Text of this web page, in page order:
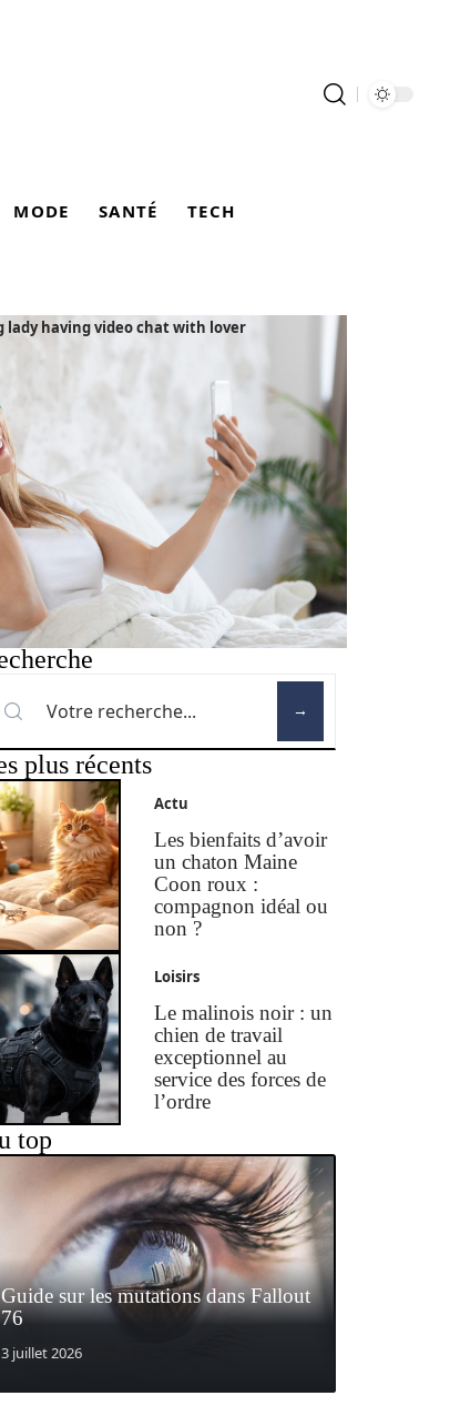
MODE SANTÉ TECH
lady having video chat with lover
plus récents
Actu
Les bienfaits d’avoir
un chaton Maine
Coon roux :
compagnon idéal ou
non ?
Loisirs
Le malinois noir : un
chien de travail
exceptionnel au
service des forces de
l’ordre
top
Guide sur les mutations dans Fallout
76
3 juillet 2026